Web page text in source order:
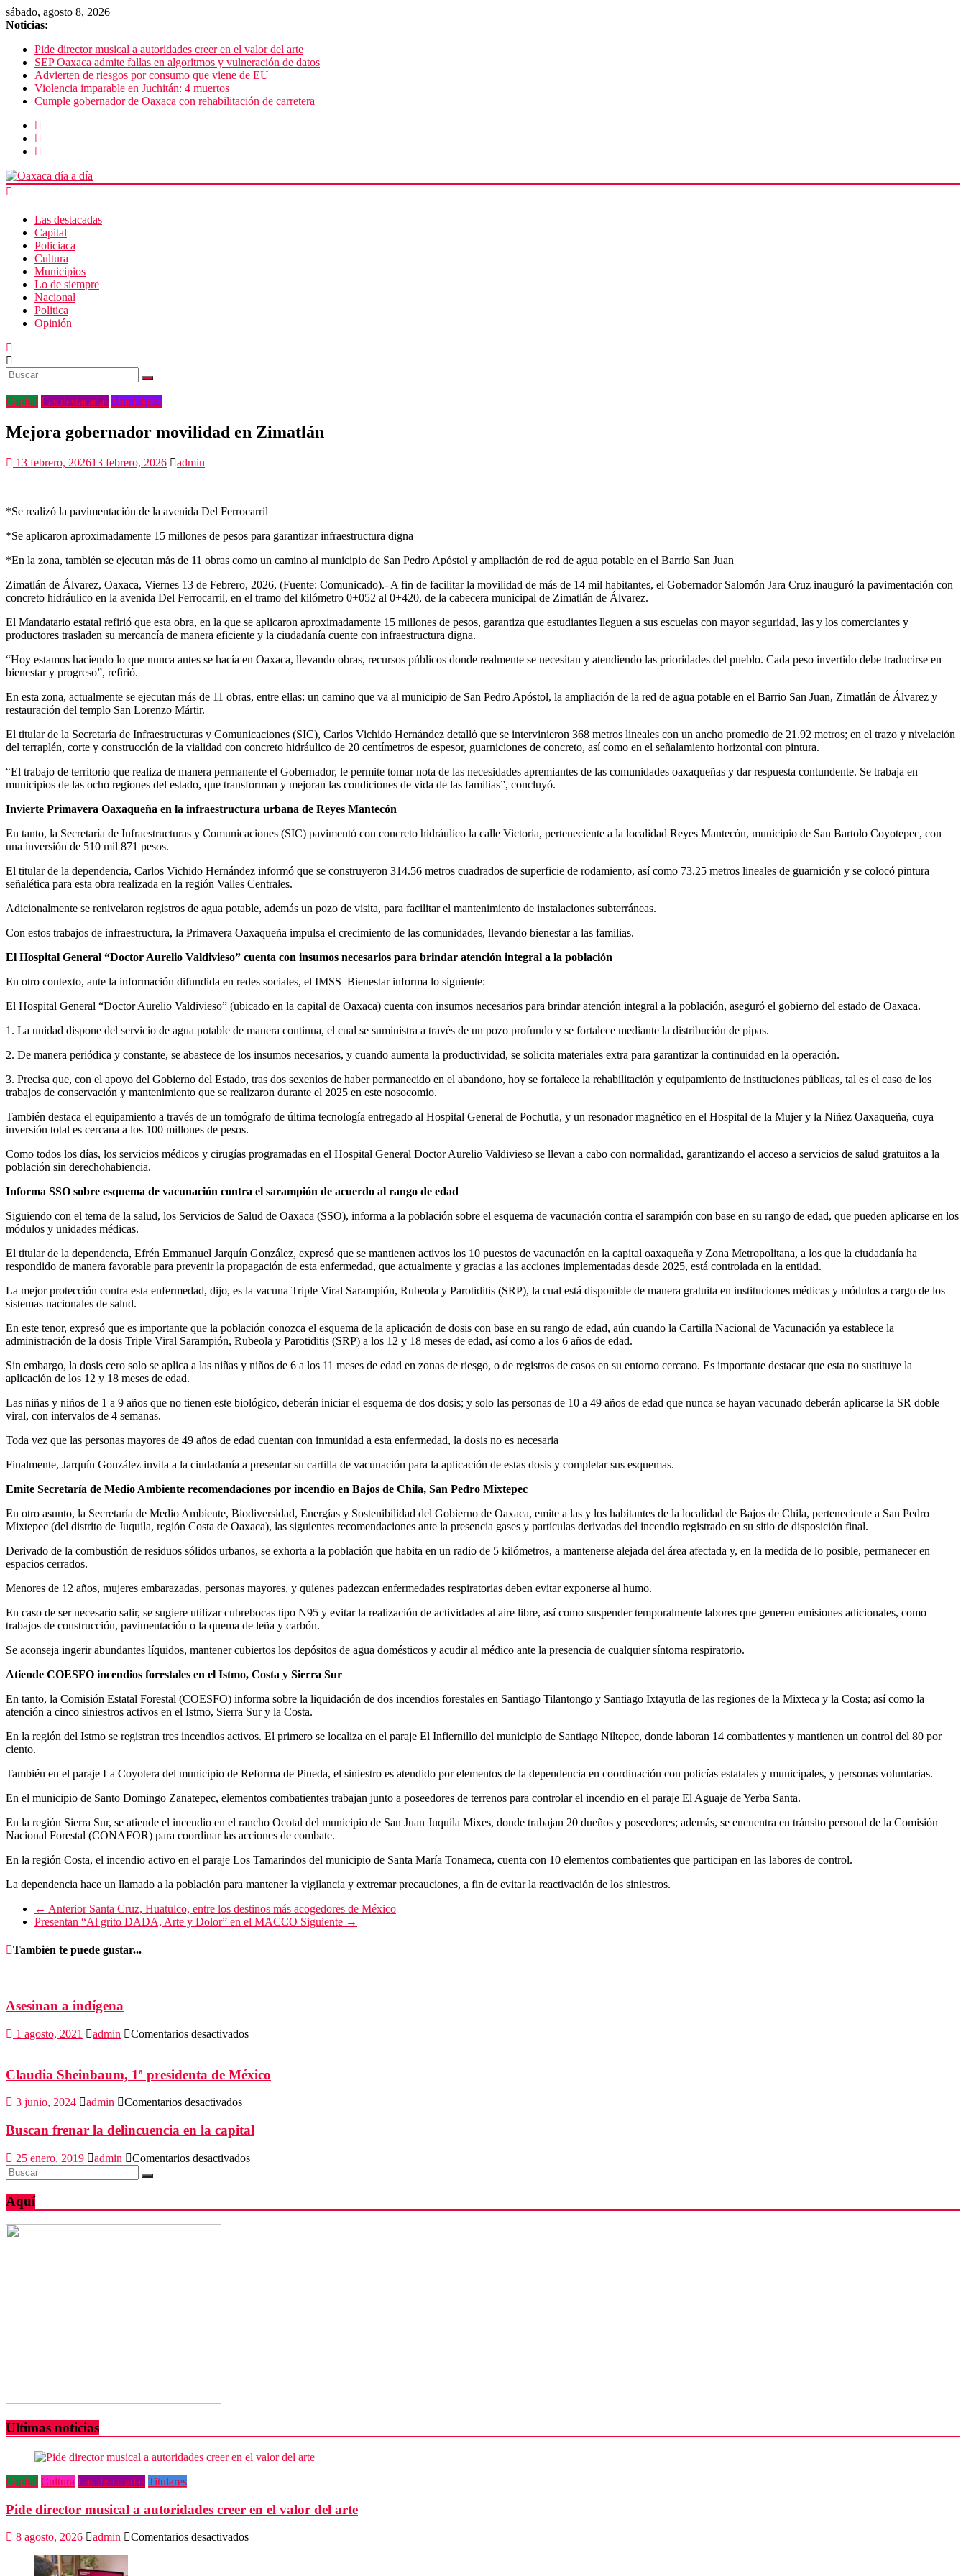
sábado, agosto 8, 2026
Noticias:
Pide director musical a autoridades creer en el valor del arte
SEP Oaxaca admite fallas en algoritmos y vulneración de datos
Advierten de riesgos por consumo que viene de EU
Violencia imparable en Juchitán: 4 muertos
Cumple gobernador de Oaxaca con rehabilitación de carretera
Las destacadas
Capital
Policiaca
Cultura
Municipios
Lo de siempre
Nacional
Politica
Opinión
Capital Las destacadas Municipios
Mejora gobernador movilidad en Zimatlán
13 febrero, 202613 febrero, 2026 admin
*Se realizó la pavimentación de la avenida Del Ferrocarril
*Se aplicaron aproximadamente 15 millones de pesos para garantizar infraestructura digna
*En la zona, también se ejecutan más de 11 obras como un camino al municipio de San Pedro Apóstol y ampliación de red de agua potable en el Barrio San Juan
Zimatlán de Álvarez, Oaxaca, Viernes 13 de Febrero, 2026, (Fuente: Comunicado).- A fin de facilitar la movilidad de más de 14 mil habitantes, el Gobernador Salomón Jara Cruz inauguró la pavimentación con
concreto hidráulico en la avenida Del Ferrocarril, en el tramo del kilómetro 0+052 al 0+420, de la cabecera municipal de Zimatlán de Álvarez.
El Mandatario estatal refirió que esta obra, en la que se aplicaron aproximadamente 15 millones de pesos, garantiza que estudiantes lleguen a sus escuelas con mayor seguridad, las y los comerciantes y
productores trasladen su mercancía de manera eficiente y la ciudadanía cuente con infraestructura digna.
“Hoy estamos haciendo lo que nunca antes se hacía en Oaxaca, llevando obras, recursos públicos donde realmente se necesitan y atendiendo las prioridades del pueblo. Cada peso invertido debe traducirse en
bienestar y progreso”, refirió.
En esta zona, actualmente se ejecutan más de 11 obras, entre ellas: un camino que va al municipio de San Pedro Apóstol, la ampliación de la red de agua potable en el Barrio San Juan, Zimatlán de Álvarez y
restauración del templo San Lorenzo Mártir.
El titular de la Secretaría de Infraestructuras y Comunicaciones (SIC), Carlos Vichido Hernández detalló que se intervinieron 368 metros lineales con un ancho promedio de 21.92 metros; en el trazo y nivelación
del terraplén, corte y construcción de la vialidad con concreto hidráulico de 20 centímetros de espesor, guarniciones de concreto, así como en el señalamiento horizontal con pintura.
“El trabajo de territorio que realiza de manera permanente el Gobernador, le permite tomar nota de las necesidades apremiantes de las comunidades oaxaqueñas y dar respuesta contundente. Se trabaja en
municipios de las ocho regiones del estado, que transforman y mejoran las condiciones de vida de las familias”, concluyó.
Invierte Primavera Oaxaqueña en la infraestructura urbana de Reyes Mantecón
En tanto, la Secretaría de Infraestructuras y Comunicaciones (SIC) pavimentó con concreto hidráulico la calle Victoria, perteneciente a la localidad Reyes Mantecón, municipio de San Bartolo Coyotepec, con
una inversión de 510 mil 871 pesos.
El titular de la dependencia, Carlos Vichido Hernández informó que se construyeron 314.56 metros cuadrados de superficie de rodamiento, así como 73.25 metros lineales de guarnición y se colocó pintura
señalética para esta obra realizada en la región Valles Centrales.
Adicionalmente se renivelaron registros de agua potable, además un pozo de visita, para facilitar el mantenimiento de instalaciones subterráneas.
Con estos trabajos de infraestructura, la Primavera Oaxaqueña impulsa el crecimiento de las comunidades, llevando bienestar a las familias.
El Hospital General “Doctor Aurelio Valdivieso” cuenta con insumos necesarios para brindar atención integral a la población
En otro contexto, ante la información difundida en redes sociales, el IMSS–Bienestar informa lo siguiente:
El Hospital General “Doctor Aurelio Valdivieso” (ubicado en la capital de Oaxaca) cuenta con insumos necesarios para brindar atención integral a la población, aseguró el gobierno del estado de Oaxaca.
1. La unidad dispone del servicio de agua potable de manera continua, el cual se suministra a través de un pozo profundo y se fortalece mediante la distribución de pipas.
2. De manera periódica y constante, se abastece de los insumos necesarios, y cuando aumenta la productividad, se solicita materiales extra para garantizar la continuidad en la operación.
3. Precisa que, con el apoyo del Gobierno del Estado, tras dos sexenios de haber permanecido en el abandono, hoy se fortalece la rehabilitación y equipamiento de instituciones públicas, tal es el caso de los
trabajos de conservación y mantenimiento que se realizaron durante el 2025 en este nosocomio.
También destaca el equipamiento a través de un tomógrafo de última tecnología entregado al Hospital General de Pochutla, y un resonador magnético en el Hospital de la Mujer y la Niñez Oaxaqueña, cuya
inversión total es cercana a los 100 millones de pesos.
Como todos los días, los servicios médicos y cirugías programadas en el Hospital General Doctor Aurelio Valdivieso se llevan a cabo con normalidad, garantizando el acceso a servicios de salud gratuitos a la
población sin derechohabiencia.
Informa SSO sobre esquema de vacunación contra el sarampión de acuerdo al rango de edad
Siguiendo con el tema de la salud, los Servicios de Salud de Oaxaca (SSO), informa a la población sobre el esquema de vacunación contra el sarampión con base en su rango de edad, que pueden aplicarse en los
módulos y unidades médicas.
El titular de la dependencia, Efrén Emmanuel Jarquín González, expresó que se mantienen activos los 10 puestos de vacunación en la capital oaxaqueña y Zona Metropolitana, a los que la ciudadanía ha
respondido de manera favorable para prevenir la propagación de esta enfermedad, que actualmente y gracias a las acciones implementadas desde 2025, está controlada en la entidad.
La mejor protección contra esta enfermedad, dijo, es la vacuna Triple Viral Sarampión, Rubeola y Parotiditis (SRP), la cual está disponible de manera gratuita en instituciones médicas y módulos a cargo de los
sistemas nacionales de salud.
En este tenor, expresó que es importante que la población conozca el esquema de la aplicación de dosis con base en su rango de edad, aún cuando la Cartilla Nacional de Vacunación ya establece la
administración de la dosis Triple Viral Sarampión, Rubeola y Parotiditis (SRP) a los 12 y 18 meses de edad, así como a los 6 años de edad.
Sin embargo, la dosis cero solo se aplica a las niñas y niños de 6 a los 11 meses de edad en zonas de riesgo, o de registros de casos en su entorno cercano. Es importante destacar que esta no sustituye la
aplicación de los 12 y 18 meses de edad.
Las niñas y niños de 1 a 9 años que no tienen este biológico, deberán iniciar el esquema de dos dosis; y solo las personas de 10 a 49 años de edad que nunca se hayan vacunado deberán aplicarse la SR doble
viral, con intervalos de 4 semanas.
Toda vez que las personas mayores de 49 años de edad cuentan con inmunidad a esta enfermedad, la dosis no es necesaria
Finalmente, Jarquín González invita a la ciudadanía a presentar su cartilla de vacunación para la aplicación de estas dosis y completar sus esquemas.
Emite Secretaría de Medio Ambiente recomendaciones por incendio en Bajos de Chila, San Pedro Mixtepec
En otro asunto, la Secretaría de Medio Ambiente, Biodiversidad, Energías y Sostenibilidad del Gobierno de Oaxaca, emite a las y los habitantes de la localidad de Bajos de Chila, perteneciente a San Pedro
Mixtepec (del distrito de Juquila, región Costa de Oaxaca), las siguientes recomendaciones ante la presencia gases y partículas derivadas del incendio registrado en su sitio de disposición final.
Derivado de la combustión de residuos sólidos urbanos, se exhorta a la población que habita en un radio de 5 kilómetros, a mantenerse alejada del área afectada y, en la medida de lo posible, permanecer en
espacios cerrados.
Menores de 12 años, mujeres embarazadas, personas mayores, y quienes padezcan enfermedades respiratorias deben evitar exponerse al humo.
En caso de ser necesario salir, se sugiere utilizar cubrebocas tipo N95 y evitar la realización de actividades al aire libre, así como suspender temporalmente labores que generen emisiones adicionales, como
trabajos de construcción, pavimentación o la quema de leña y carbón.
Se aconseja ingerir abundantes líquidos, mantener cubiertos los depósitos de agua domésticos y acudir al médico ante la presencia de cualquier síntoma respiratorio.
Atiende COESFO incendios forestales en el Istmo, Costa y Sierra Sur
En tanto, la Comisión Estatal Forestal (COESFO) informa sobre la liquidación de dos incendios forestales en Santiago Tilantongo y Santiago Ixtayutla de las regiones de la Mixteca y la Costa; así como la
atención a cinco siniestros activos en el Istmo, Sierra Sur y la Costa.
En la región del Istmo se registran tres incendios activos. El primero se localiza en el paraje El Infiernillo del municipio de Santiago Niltepec, donde laboran 14 combatientes y mantienen un control del 80 por
ciento.
También en el paraje La Coyotera del municipio de Reforma de Pineda, el siniestro es atendido por elementos de la dependencia en coordinación con policías estatales y municipales, y personas voluntarias.
En el municipio de Santo Domingo Zanatepec, elementos combatientes trabajan junto a poseedores de terrenos para controlar el incendio en el paraje El Aguaje de Yerba Santa.
En la región Sierra Sur, se atiende el incendio en el rancho Ocotal del municipio de San Juan Juquila Mixes, donde trabajan 20 dueños y poseedores; además, se encuentra en tránsito personal de la Comisión
Nacional Forestal (CONAFOR) para coordinar las acciones de combate.
En la región Costa, el incendio activo en el paraje Los Tamarindos del municipio de Santa María Tonameca, cuenta con 10 elementos combatientes que participan en las labores de control.
La dependencia hace un llamado a la población para mantener la vigilancia y extremar precauciones, a fin de evitar la reactivación de los siniestros.
← AnteriorSanta Cruz, Huatulco, entre los destinos más acogedores de México
Presentan “Al grito DADA, Arte y Dolor” en el MACCO Siguiente →
También te puede gustar...
Asesinan a indígena
1 agosto, 2021 admin Comentarios desactivadosen
indígena
Claudia Sheinbaum, 1ª presidenta de México
3 junio, 2024 admin Comentarios desactivadosen
Sheinbaum,
presidenta
Buscan frenar la delincuencia en la capital
25 enero, 2019 admin Comentarios desactivadosen
delincuencia
Aquí
Ultimas noticias
Capital Cultura Las destacadas Titulares
Pide director musical a autoridades creer en el valor del arte
8 agosto, 2026 admin Comentarios desactivadosen